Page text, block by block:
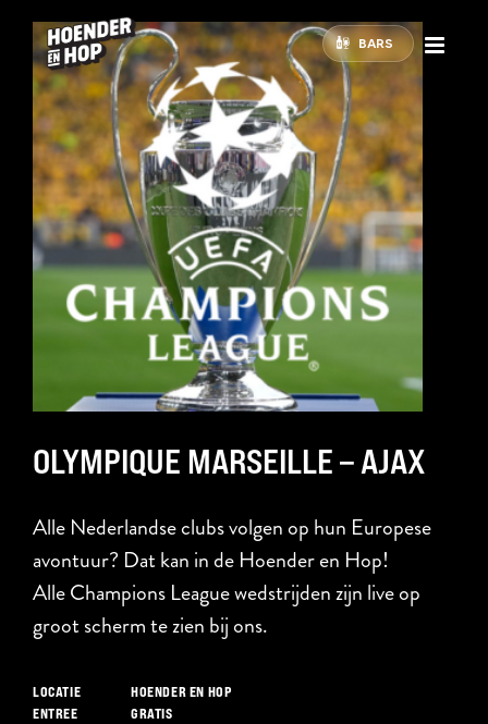
BARS
OLYMPIQUE MARSEILLE – AJAX
Alle Nederlandse clubs volgen op hun Europese
avontuur? Dat kan in de Hoender en Hop!
Alle Champions League wedstrijden zijn live op
groot scherm te zien bij ons.
LOCATIE
HOENDER EN HOP
ENTREE
GRATIS